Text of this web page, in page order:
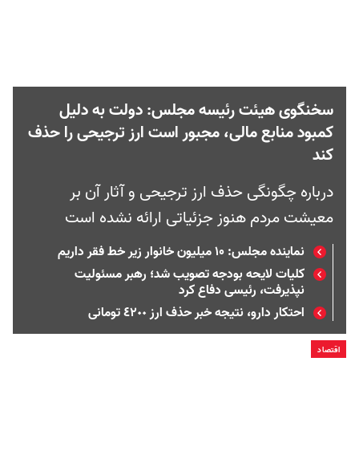
سخنگوی هیئت رئیسه مجلس: دولت به دلیل
کمبود منابع مالی، مجبور است ارز ترجیحی را حذف
کند
درباره چگونگی حذف ارز ترجیحی و آثار آن بر
معیشت مردم هنوز جزئیاتی ارائه نشده است
نماینده مجلس: ۱۰ میلیون خانوار زیر خط فقر داریم
کلیات لایحه بودجه تصویب شد؛ رهبر مسئولیت
نپذیرفت، رئیسی دفاع کرد
احتکار دارو، نتیجه خبر حذف ارز ٤٢٠٠ تومانی
اقتصاد